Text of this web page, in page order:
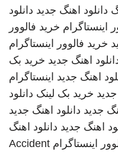
دانلود اهنگ جدید دانلود
اینستاگرام خرید فالوور
خرید فالوور اینستاگرام
اهنگ جدید خرید بک
اهنگ جدید اینستاگرام
خرید بک لینک دانلود
جدید دانلود اهنگ جدید
اهنگ جدید دانلود اهنگ
اینستاگرام Accident